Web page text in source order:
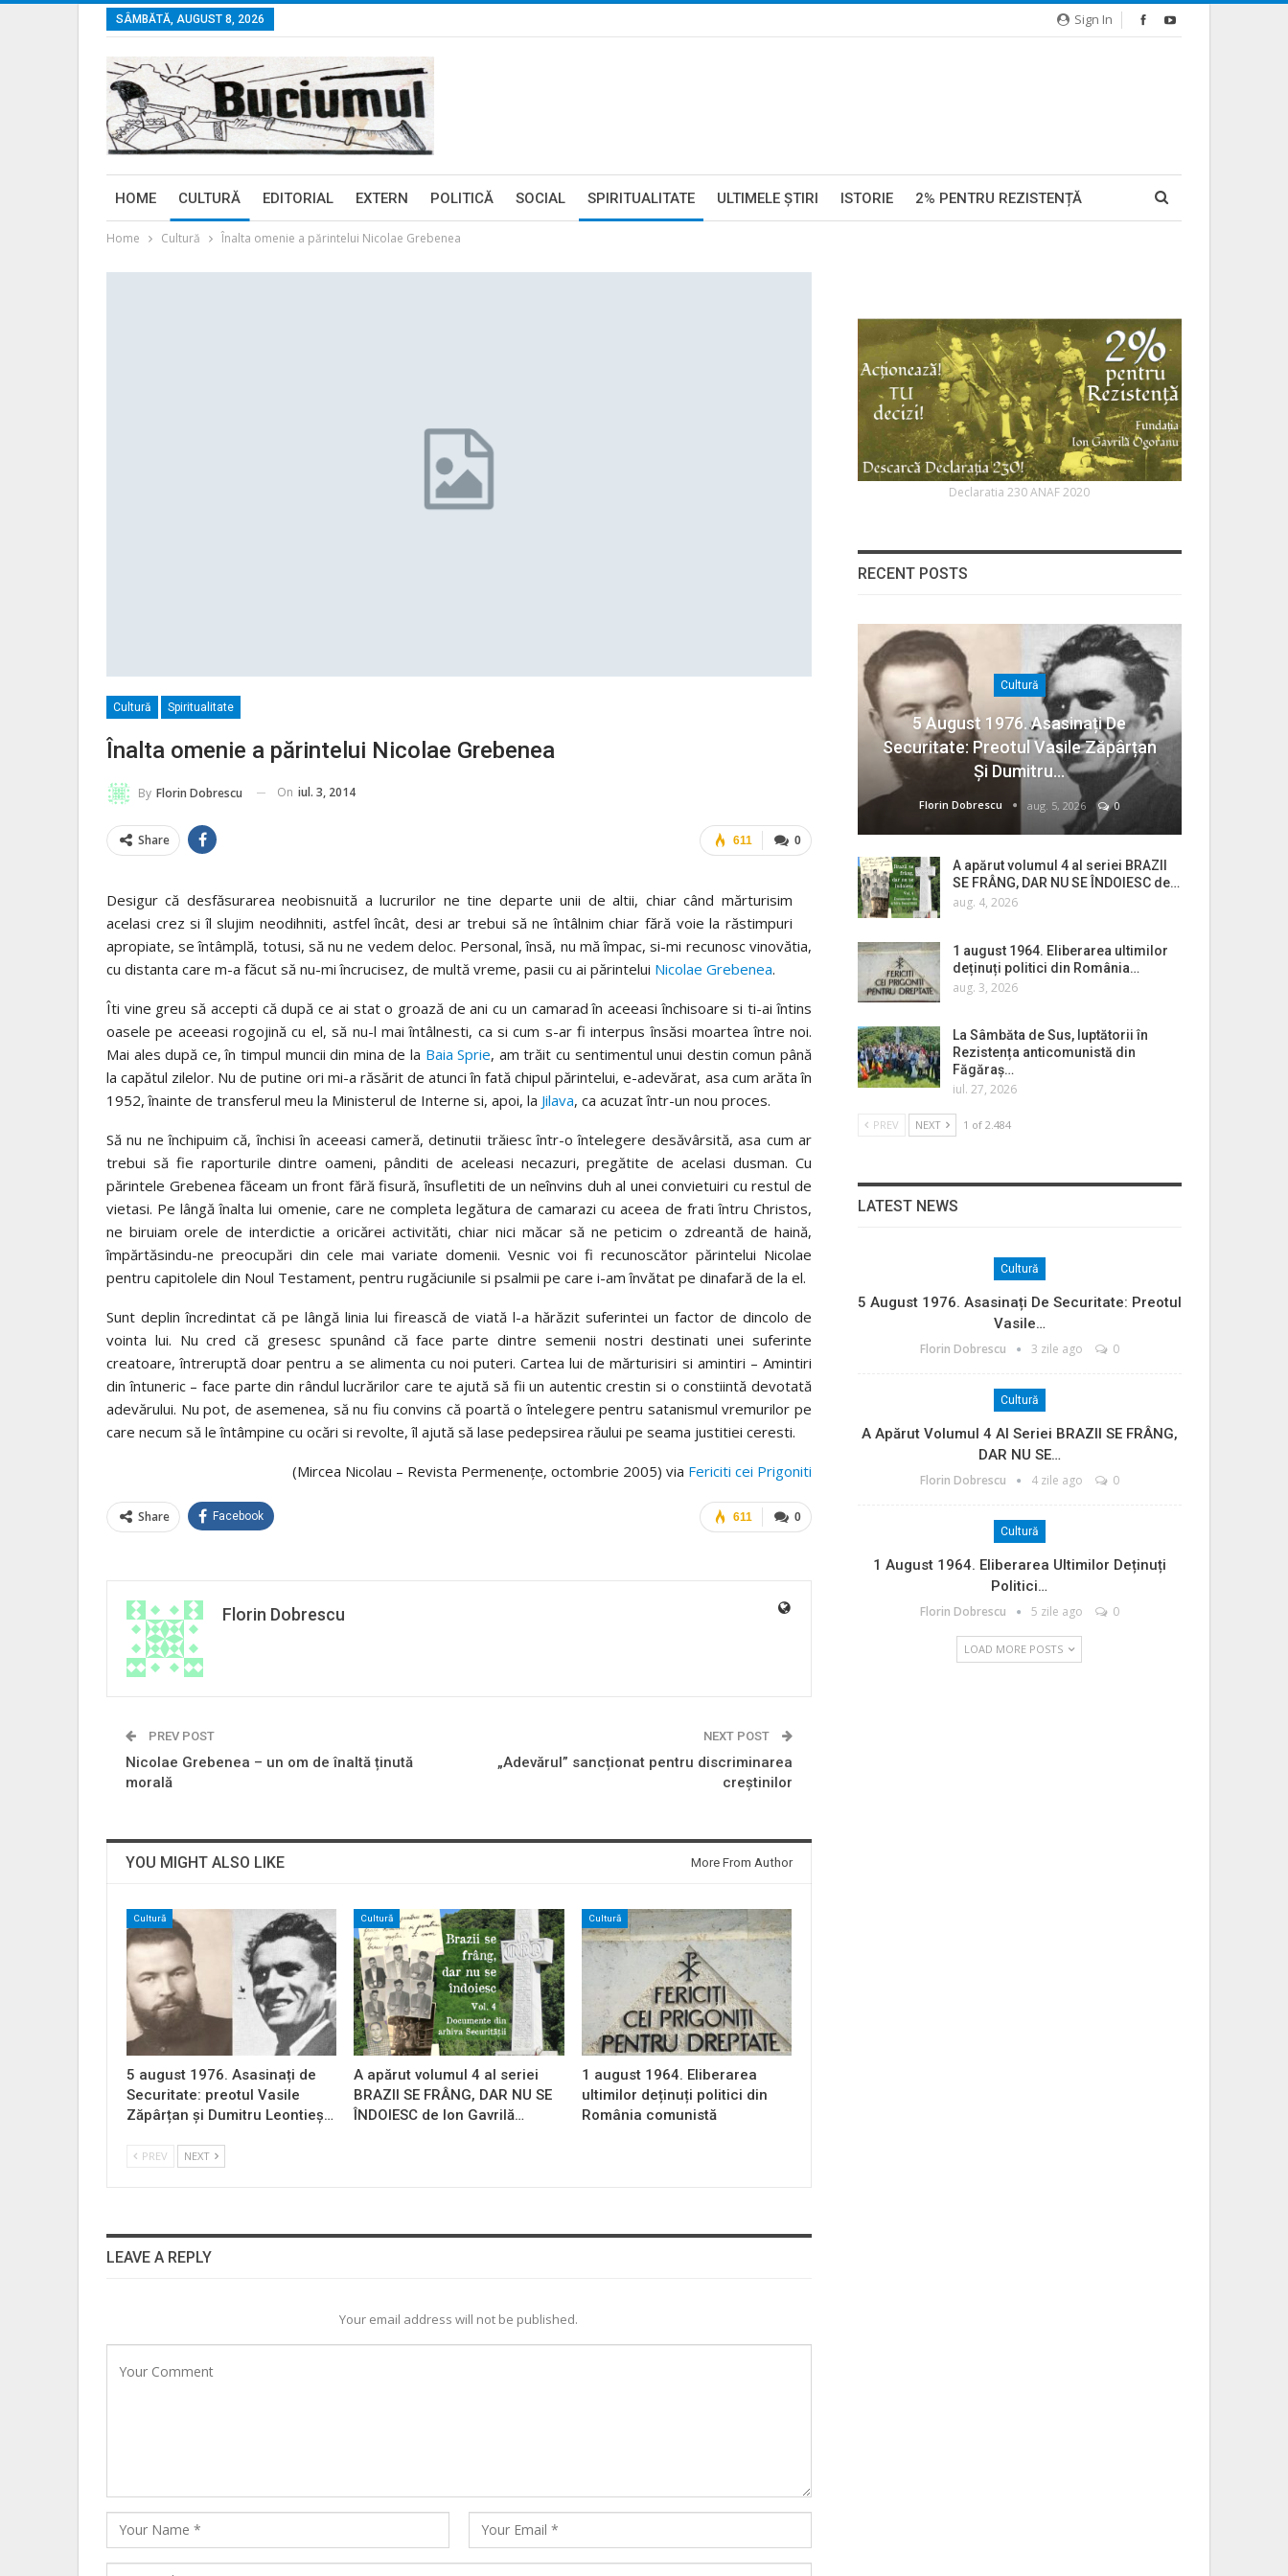
Sign In
SÂMBĂTĂ, AUGUST 8, 2026
HOME CULTURĂ EDITORIAL EXTERN POLITICĂ SOCIAL SPIRITUALITATE ULTIMELE ŞTIRI ISTORIE 2% PENTRU REZISTENȚĂ
Home Cultură Înalta omenie a părintelui Nicolae Grebenea
Cultură Spiritualitate
Înalta omenie a părintelui Nicolae Grebenea
By Florin Dobrescu On iul. 3, 2014
0
611
Share
Desigur că desfăsurarea neobisnuită a lucrurilor ne tine departe unii de altii, chiar când mărturisim
acelasi crez si îl slujim neodihniti, astfel încât, desi ar trebui să ne întâlnim chiar fără voie la răstimpuri
apropiate, se întâmplă, totusi, să nu ne vedem deloc. Personal, însă, nu mă împac, si-mi recunosc vinovătia,
cu distanta care m-a făcut să nu-mi încrucisez, de multă vreme, pasii cu ai părintelui Nicolae Grebenea.
Îti vine greu să accepti că după ce ai stat o groază de ani cu un camarad în aceeasi închisoare si ti-ai întins
oasele pe aceeasi rogojină cu el, să nu-l mai întâlnesti, ca si cum s-ar fi interpus însăsi moartea între noi.
Mai ales după ce, în timpul muncii din mina de la Baia Sprie, am trăit cu sentimentul unui destin comun până
la capătul zilelor. Nu de putine ori mi-a răsărit de atunci în fată chipul părintelui, e-adevărat, asa cum arăta în
1952, înainte de transferul meu la Ministerul de Interne si, apoi, la Jilava, ca acuzat într-un nou proces.
Să nu ne închipuim că, închisi în aceeasi cameră, detinutii trăiesc într-o întelegere desăvârsită, asa cum ar
trebui să fie raporturile dintre oameni, pânditi de aceleasi necazuri, pregătite de acelasi dusman. Cu
părintele Grebenea făceam un front fără fisură, însufletiti de un neînvins duh al unei convietuiri cu restul de
vietasi. Pe lângă înalta lui omenie, care ne completa legătura de camarazi cu aceea de frati întru Christos,
ne biruiam orele de interdictie a oricărei activităti, chiar nici măcar să ne peticim o zdreantă de haină,
împărtăsindu-ne preocupări din cele mai variate domenii. Vesnic voi fi recunoscător părintelui Nicolae
pentru capitolele din Noul Testament, pentru rugăciunile si psalmii pe care i-am învătat pe dinafară de la el.
Sunt deplin încredintat că pe lângă linia lui firească de viată l-a hărăzit suferintei un factor de dincolo de
vointa lui. Nu cred că gresesc spunând că face parte dintre semenii nostri destinati unei suferinte
creatoare, întreruptă doar pentru a se alimenta cu noi puteri. Cartea lui de mărturisiri si amintiri – Amintiri
din întuneric – face parte din rândul lucrărilor care te ajută să fii un autentic crestin si o constiintă devotată
adevărului. Nu pot, de asemenea, să nu fiu convins că poartă o întelegere pentru satanismul vremurilor pe
care necum să le întâmpine cu ocări si revolte, îl ajută să lase pedepsirea răului pe seama justitiei ceresti.
(Mircea Nicolau – Revista Permenenţe, octombrie 2005) via Fericiti cei Prigoniti
0
611
Share Facebook
Florin Dobrescu
PREV POST
Nicolae Grebenea – un om de înaltă ținută
morală
NEXT POST
„Adevărul” sancționat pentru discriminarea
creștinilor
YOU MIGHT ALSO LIKE More From Author
Cultură
5 august 1976. Asasinați de
Securitate: preotul Vasile
Zăpârțan și Dumitru Leontieș…
Cultură
A apărut volumul 4 al seriei
BRAZII SE FRÂNG, DAR NU SE
ÎNDOIESC de Ion Gavrilă…
Cultură
1 august 1964. Eliberarea
ultimilor deținuți politici din
România comunistă
PREV NEXT
LEAVE A REPLY
Your email address will not be published.
Declaratia 230 ANAF 2020
RECENT POSTS
Cultură
5 August 1976. Asasinați De
Securitate: Preotul Vasile Zăpârțan
Și Dumitru…
Florin Dobrescu aug. 5, 2026 0
A apărut volumul 4 al seriei BRAZII
SE FRÂNG, DAR NU SE ÎNDOIESC de…
aug. 4, 2026
1 august 1964. Eliberarea ultimilor
deținuți politici din România…
aug. 3, 2026
La Sâmbăta de Sus, luptătorii în
Rezistența anticomunistă din
Făgăraș…
iul. 27, 2026
PREV NEXT 1 of 2.484
LATEST NEWS
Cultură
5 August 1976. Asasinați De Securitate: Preotul
Vasile…
Florin Dobrescu 3 zile ago 0
Cultură
A Apărut Volumul 4 Al Seriei BRAZII SE FRÂNG,
DAR NU SE…
Florin Dobrescu 4 zile ago 0
Cultură
1 August 1964. Eliberarea Ultimilor Deținuți
Politici…
Florin Dobrescu 5 zile ago 0
LOAD MORE POSTS